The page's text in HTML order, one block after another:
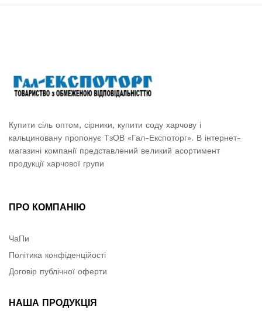
Купити сіль оптом, сірники, купити соду харчову і
кальциновану пропонує ТзОВ «Гал-Експоторг». В інтернет-
магазині компанії представлений великий асортимент
продукції харчової групи
ПРО КОМПАНІЮ
ЧаПи
Політика конфіденційості
Договір публічної оферти
НАША ПРОДУКЦІЯ